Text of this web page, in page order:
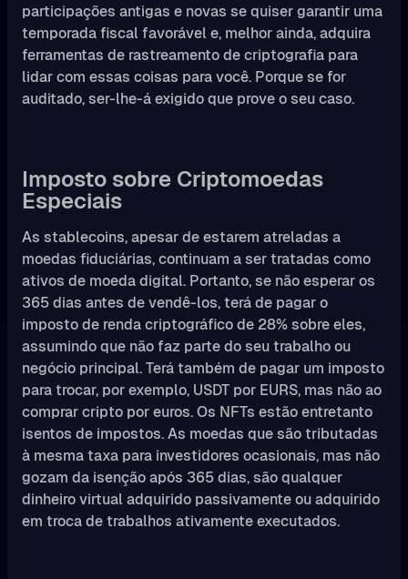
participações antigas e novas se quiser garantir uma
temporada fiscal favorável e, melhor ainda, adquira
ferramentas de rastreamento de criptografia para
lidar com essas coisas para você. Porque se for
auditado, ser-lhe-á exigido que prove o seu caso.
Imposto sobre Criptomoedas
Especiais
As stablecoins, apesar de estarem atreladas a
moedas fiduciárias, continuam a ser tratadas como
ativos de moeda digital. Portanto, se não esperar os
365 dias antes de vendê-los, terá de pagar o
imposto de renda criptográfico de 28% sobre eles,
assumindo que não faz parte do seu trabalho ou
negócio principal. Terá também de pagar um imposto
para trocar, por exemplo, USDT por EURS, mas não ao
comprar cripto por euros. Os NFTs estão entretanto
isentos de impostos. As moedas que são tributadas
à mesma taxa para investidores ocasionais, mas não
gozam da isenção após 365 dias, são qualquer
dinheiro virtual adquirido passivamente ou adquirido
em troca de trabalhos ativamente executados.